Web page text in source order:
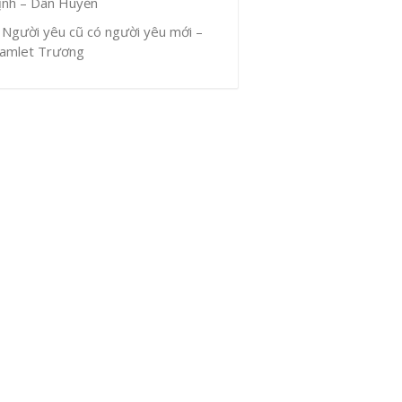
Người yêu cũ có người yêu mới –
Trương